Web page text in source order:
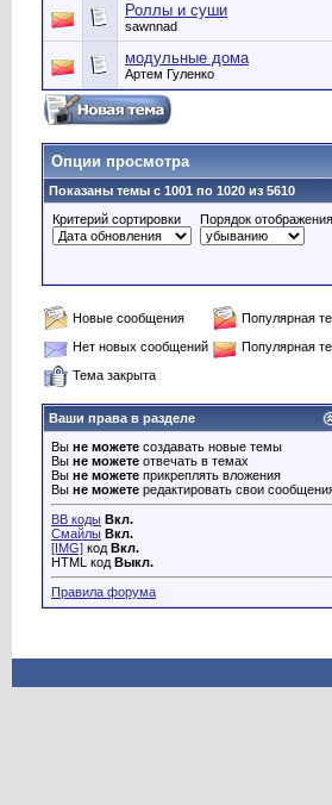
Роллы и суши
sawnnad
модульные дома
Артем Гуленко
Опции просмотра
Показаны темы с 1001 по 1020 из 5610
Критерий сортировки
Порядок отображения
Новые сообщения
Популярная
Нет новых сообщений
Популярная
Тема закрыта
Ваши права в разделе
Вы не можете создавать новые темы
Вы не можете отвечать в темах
Вы не можете прикреплять вложения
Вы не можете редактировать свои
BB коды Вкл.
Смайлы Вкл.
[IMG] код Вкл.
HTML код Выкл.
Правила форума